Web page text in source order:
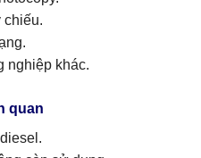
chiếu.
nghiệp khác.
quan